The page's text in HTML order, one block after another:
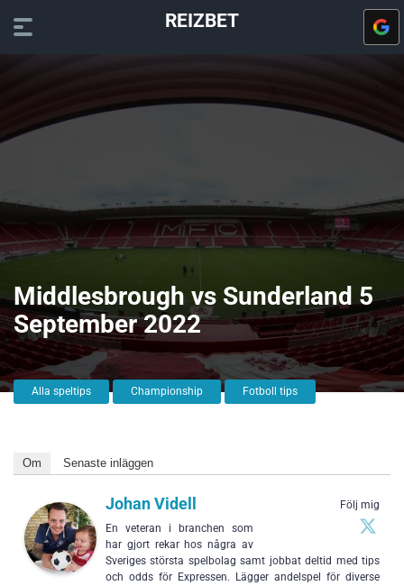
REIZBET
Middlesbrough vs Sunderland 5
September 2022
Alla speltips Championship Fotboll tips
Om Senaste inläggen
Följ mig
Johan Videll
En veteran i branchen som
har gjort rekar hos några av
Sveriges största spelbolag samt jobbat deltid med tips
och odds för Expressen. Lägger andelspel för diverse